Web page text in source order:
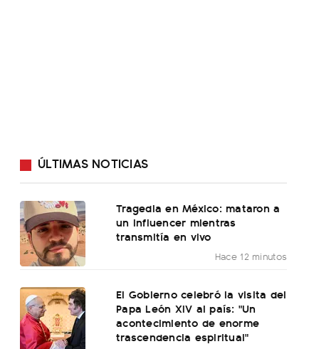
ÚLTIMAS NOTICIAS
Tragedia en México: mataron a
un influencer mientras
transmitía en vivo
Hace 12 minutos
El Gobierno celebró la visita del
Papa León XIV al país: "Un
acontecimiento de enorme
trascendencia espiritual"